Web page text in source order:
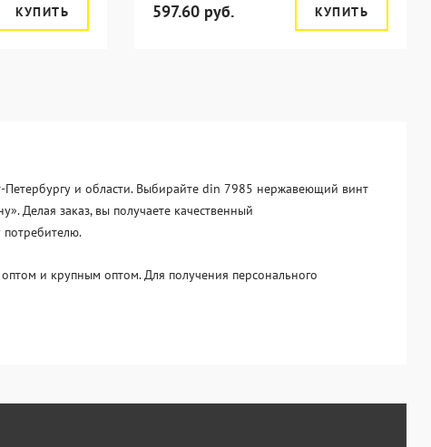
КУПИТЬ 597.60 руб. КУПИТЬ
и области. Выбирайте din 7985 нержавеющий винт
Делая заказ, вы получаете качественный
потребителю.
и крупным оптом. Для получения персонального